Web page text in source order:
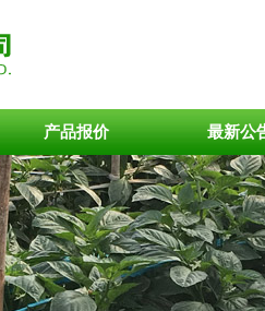
产品报价 最新公